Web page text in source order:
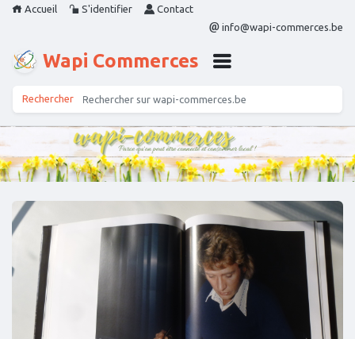
Accueil S'identifier
Contact
info@wapi-commerces.be
Wapi Commerces